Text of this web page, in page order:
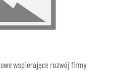
wspierające rozwój firmy